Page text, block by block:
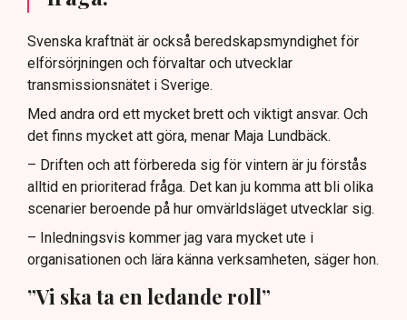
Svenska kraftnät är också beredskapsmyndighet för
elförsörjningen och förvaltar och utvecklar
transmissionsnätet i Sverige.
Med andra ord ett mycket brett och viktigt ansvar. Och
det finns mycket att göra, menar Maja Lundbäck.
– Driften och att förbereda sig för vintern är ju förstås
alltid en prioriterad fråga. Det kan ju komma att bli olika
scenarier beroende på hur omvärldsläget utvecklar sig.
– Inledningsvis kommer jag vara mycket ute i
organisationen och lära känna verksamheten, säger hon.
”Vi ska ta en ledande roll”